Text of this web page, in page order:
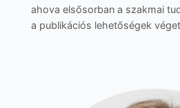
ahova elsősorban a szakmai
a publikációs lehetőségek